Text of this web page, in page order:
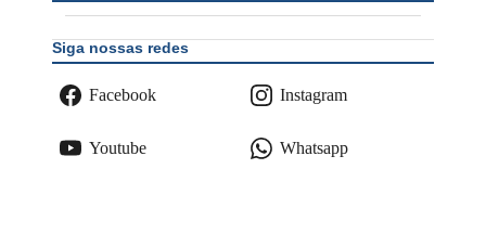
Siga nossas redes
Facebook Instagram
Youtube Whatsapp